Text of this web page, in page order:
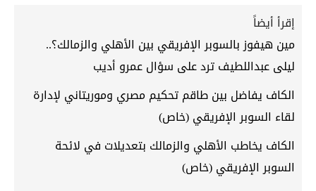
إقرأ أيضاً
مين هيفوز بالسوبر الإفريقي بين الأهلي والزمالك؟..
ليلى عبداللطيف ترد على سؤال عمرو أديب
الكاف يفاضل بين طاقم تحكيم مصري وموريتاني لإدارة
لقاء السوبر الإفريقي (خاص)
الكاف يخاطب الأهلي والزمالك بتعديلات في لائحة
السوبر الإفريقي (خاص)